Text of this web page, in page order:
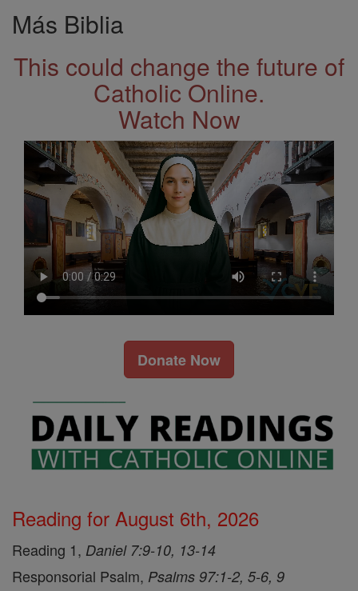
Más Biblia
This could change the future of
Catholic Online.
Watch Now
Donate Now
Reading for August 6th, 2026
Reading 1, Daniel 7:9-10, 13-14
Responsorial Psalm, Psalms 97:1-2, 5-6, 9